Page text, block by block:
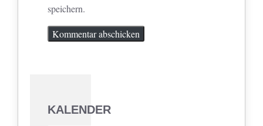
speichern.
KALENDER